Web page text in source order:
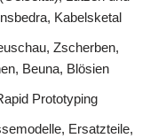
Kabelsketal
Zscherben,
Beuna, Blösien
Prototyping
Ersatzteile,